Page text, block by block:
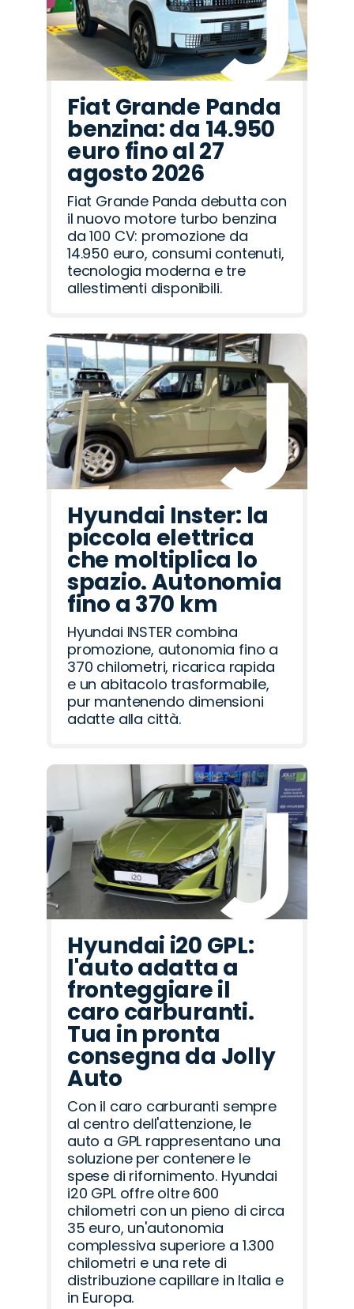
Fiat Grande Panda
benzina: da 14.950
euro fino al 27
agosto 2026
Fiat Grande Panda debutta con
il nuovo motore turbo benzina
da 100 CV: promozione da
14.950 euro, consumi contenuti,
tecnologia moderna e tre
allestimenti disponibili.
Hyundai Inster: la
piccola elettrica
che moltiplica lo
spazio. Autonomia
fino a 370 km
Hyundai INSTER combina
promozione, autonomia fino a
370 chilometri, ricarica rapida
e un abitacolo trasformabile,
pur mantenendo dimensioni
adatte alla città.
Hyundai i20 GPL:
l'auto adatta a
fronteggiare il
caro carburanti.
Tua in pronta
consegna da Jolly
Auto
Con il caro carburanti sempre
al centro dell'attenzione, le
auto a GPL rappresentano una
soluzione per contenere le
spese di rifornimento. Hyundai
i20 GPL offre oltre 600
chilometri con un pieno di circa
35 euro, un'autonomia
complessiva superiore a 1.300
chilometri e una rete di
distribuzione capillare in Italia e
in Europa.